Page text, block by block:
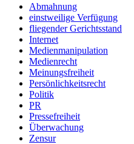
Abmahnung
einstweilige Verfügung
fliegender Gerichtsstand
Internet
Medienmanipulation
Medienrecht
Meinungsfreiheit
Persönlichkeitsrecht
Politik
PR
Pressefreiheit
Überwachung
Zensur